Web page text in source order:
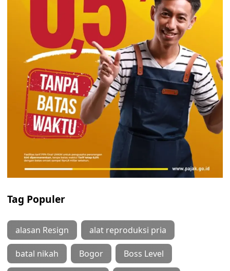
Tag Populer
alasan Resign alat reproduksi pria
batal nikah Bogor Boss Level